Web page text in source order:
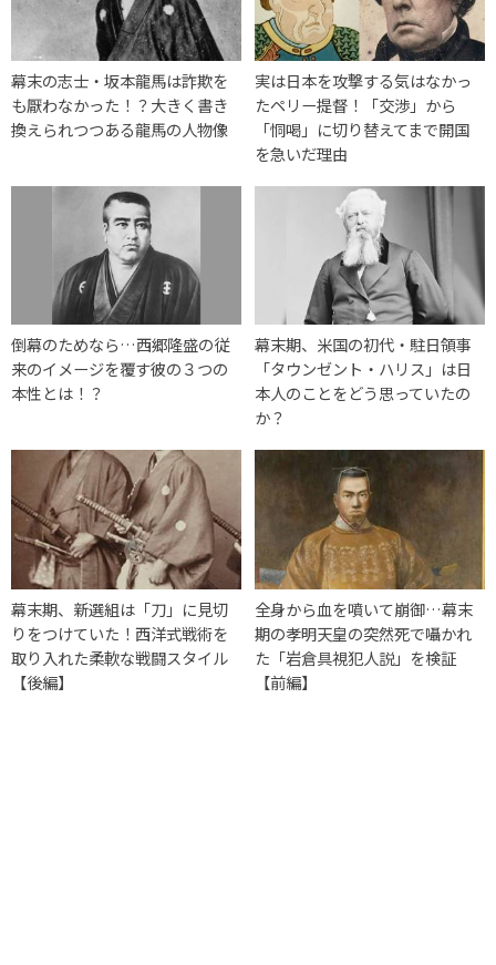
幕末の志士・坂本龍馬は詐欺を
も厭わなかった！？大きく書き
換えられつつある龍馬の人物像
実は日本を攻撃する気はなかっ
たペリー提督！「交渉」から
「恫喝」に切り替えてまで開国
を急いだ理由
倒幕のためなら…西郷隆盛の従
来のイメージを覆す彼の３つの
本性とは！？
幕末期、米国の初代・駐日領事
「タウンゼント・ハリス」は日
本人のことをどう思っていたの
か？
幕末期、新選組は「刀」に見切
りをつけていた！西洋式戦術を
取り入れた柔軟な戦闘スタイル
【後編】
全身から血を噴いて崩御…幕末
期の孝明天皇の突然死で囁かれ
た「岩倉具視犯人説」を検証
【前編】